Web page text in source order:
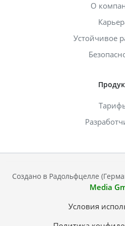
О
Устойчивое
Создано в Радольфцелле
Media
Условия